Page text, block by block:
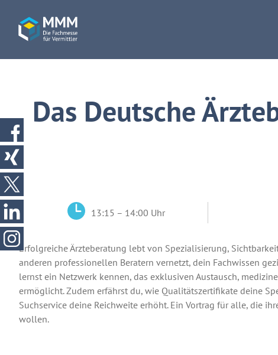
Das Deutsche
13:15 – 14:00 Uhr
Erfolgreiche Ärzteberatung lebt von Spezialisierung,
anderen professionellen Beratern vernetzt, dein Fachwissen
lernst ein Netzwerk kennen, das exklusiven Austausch,
ermöglicht. Zudem erfährst du, wie Qualitätszertifikate deine
Suchservice deine Reichweite erhöht. Ein Vortrag für alle, die
wollen.